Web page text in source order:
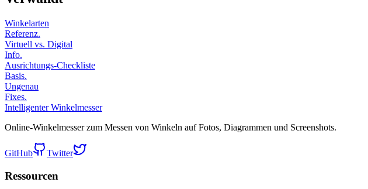
Winkelarten
Referenz.
Virtuell vs. Digital
Info.
Ausrichtungs-Checkliste
Basis.
Ungenau
Fixes.
Intelligenter Winkelmesser
Online-Winkelmesser zum Messen von Winkeln auf Fotos, Diagrammen und Screenshots.
GitHub Twitter
Ressourcen